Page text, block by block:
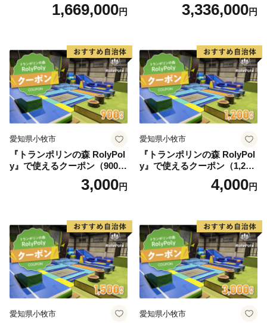
1,669,000円 3,336,000円
愛知県小牧市
『トランポリンの森 RolyPol
y』で使えるクーポン（900
3,000円
愛知県小牧市
『トランポリンの森 RolyPol
y』で使えるクーポン（1,200
4,000円
愛知県小牧市 愛知県小牧市